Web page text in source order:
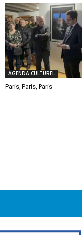
AGENDA CULTUREL
Paris, Paris, Paris